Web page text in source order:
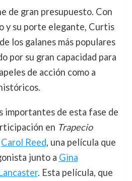
de gran presupuesto. Con
y su porte elegante, Curtis
los galanes más populares
por su gran capacidad para
de acción como a
importantes de esta fase de
en Trapecio
Carol Reed, una película que
junto a Gina
. Esta película, que